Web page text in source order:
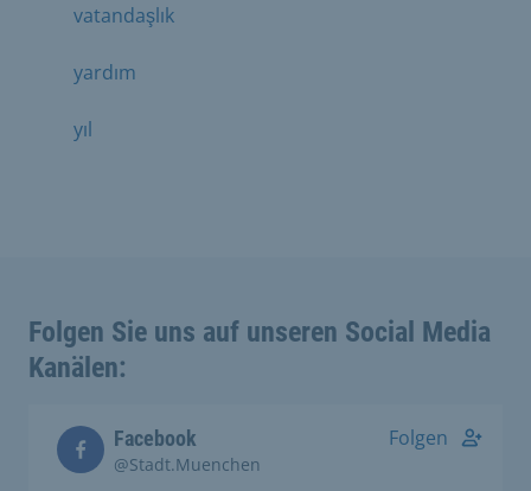
vatandaşlık
yardım
yıl
Folgen Sie uns auf unseren Social Media
Kanälen:
Facebook
@Stadt.Muenchen
Folgen